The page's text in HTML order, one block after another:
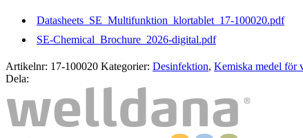
Datasheets_SE_Multifunktion_klortablet_17-100020.pdf
SE-Chemical_Brochure_2026-digital.pdf
Artikelnr: 17-100020 Kategorier: Desinfektion, Kemiska medel för
Dela: